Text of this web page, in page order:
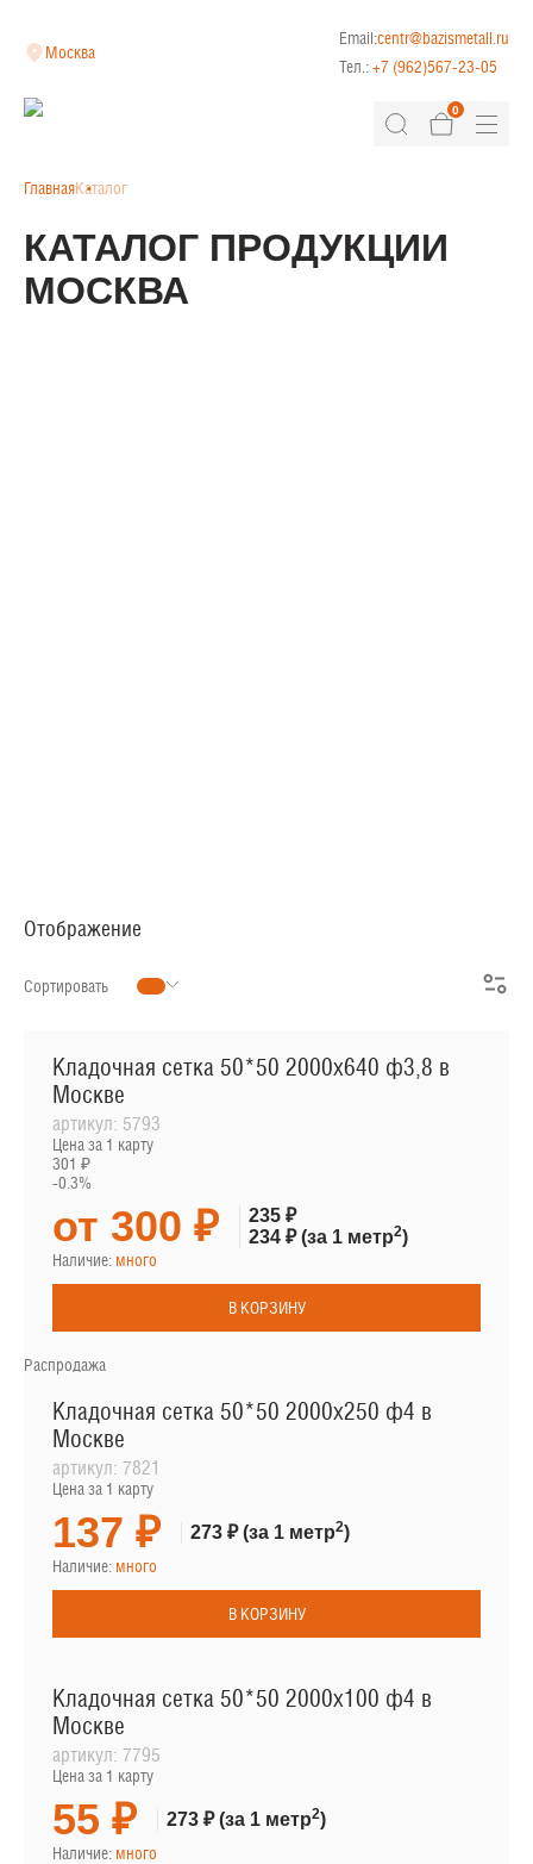
Москва
Email:centr@bazismetall.ru
Тел.:+7 (962)567-23-05
0
ГлавнаяКаталог
КАТАЛОГ ПРОДУКЦИИ
МОСКВА
Отображение
Сортировать
Кладочная сетка 50*50 2000х640 ф3,8 в
Москве
артикул: 5793
Цена за 1 карту
301 ₽
-0.3%
от 300 ₽
235 ₽
234 ₽(за 1 метр2)
Наличие: много
В КОРЗИНУ
Распродажа
Кладочная сетка 50*50 2000х250 ф4 в
Москве
артикул: 7821
Цена за 1 карту
137 ₽ 273 ₽(за 1 метр2)
Наличие: много
В КОРЗИНУ
Кладочная сетка 50*50 2000х100 ф4 в
Москве
артикул: 7795
Цена за 1 карту
55 ₽ 273 ₽(за 1 метр2)
Наличие: много